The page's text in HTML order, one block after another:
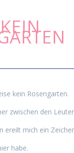
kein Rosengarten.
zwischen den
ereilt mich ein
habe.